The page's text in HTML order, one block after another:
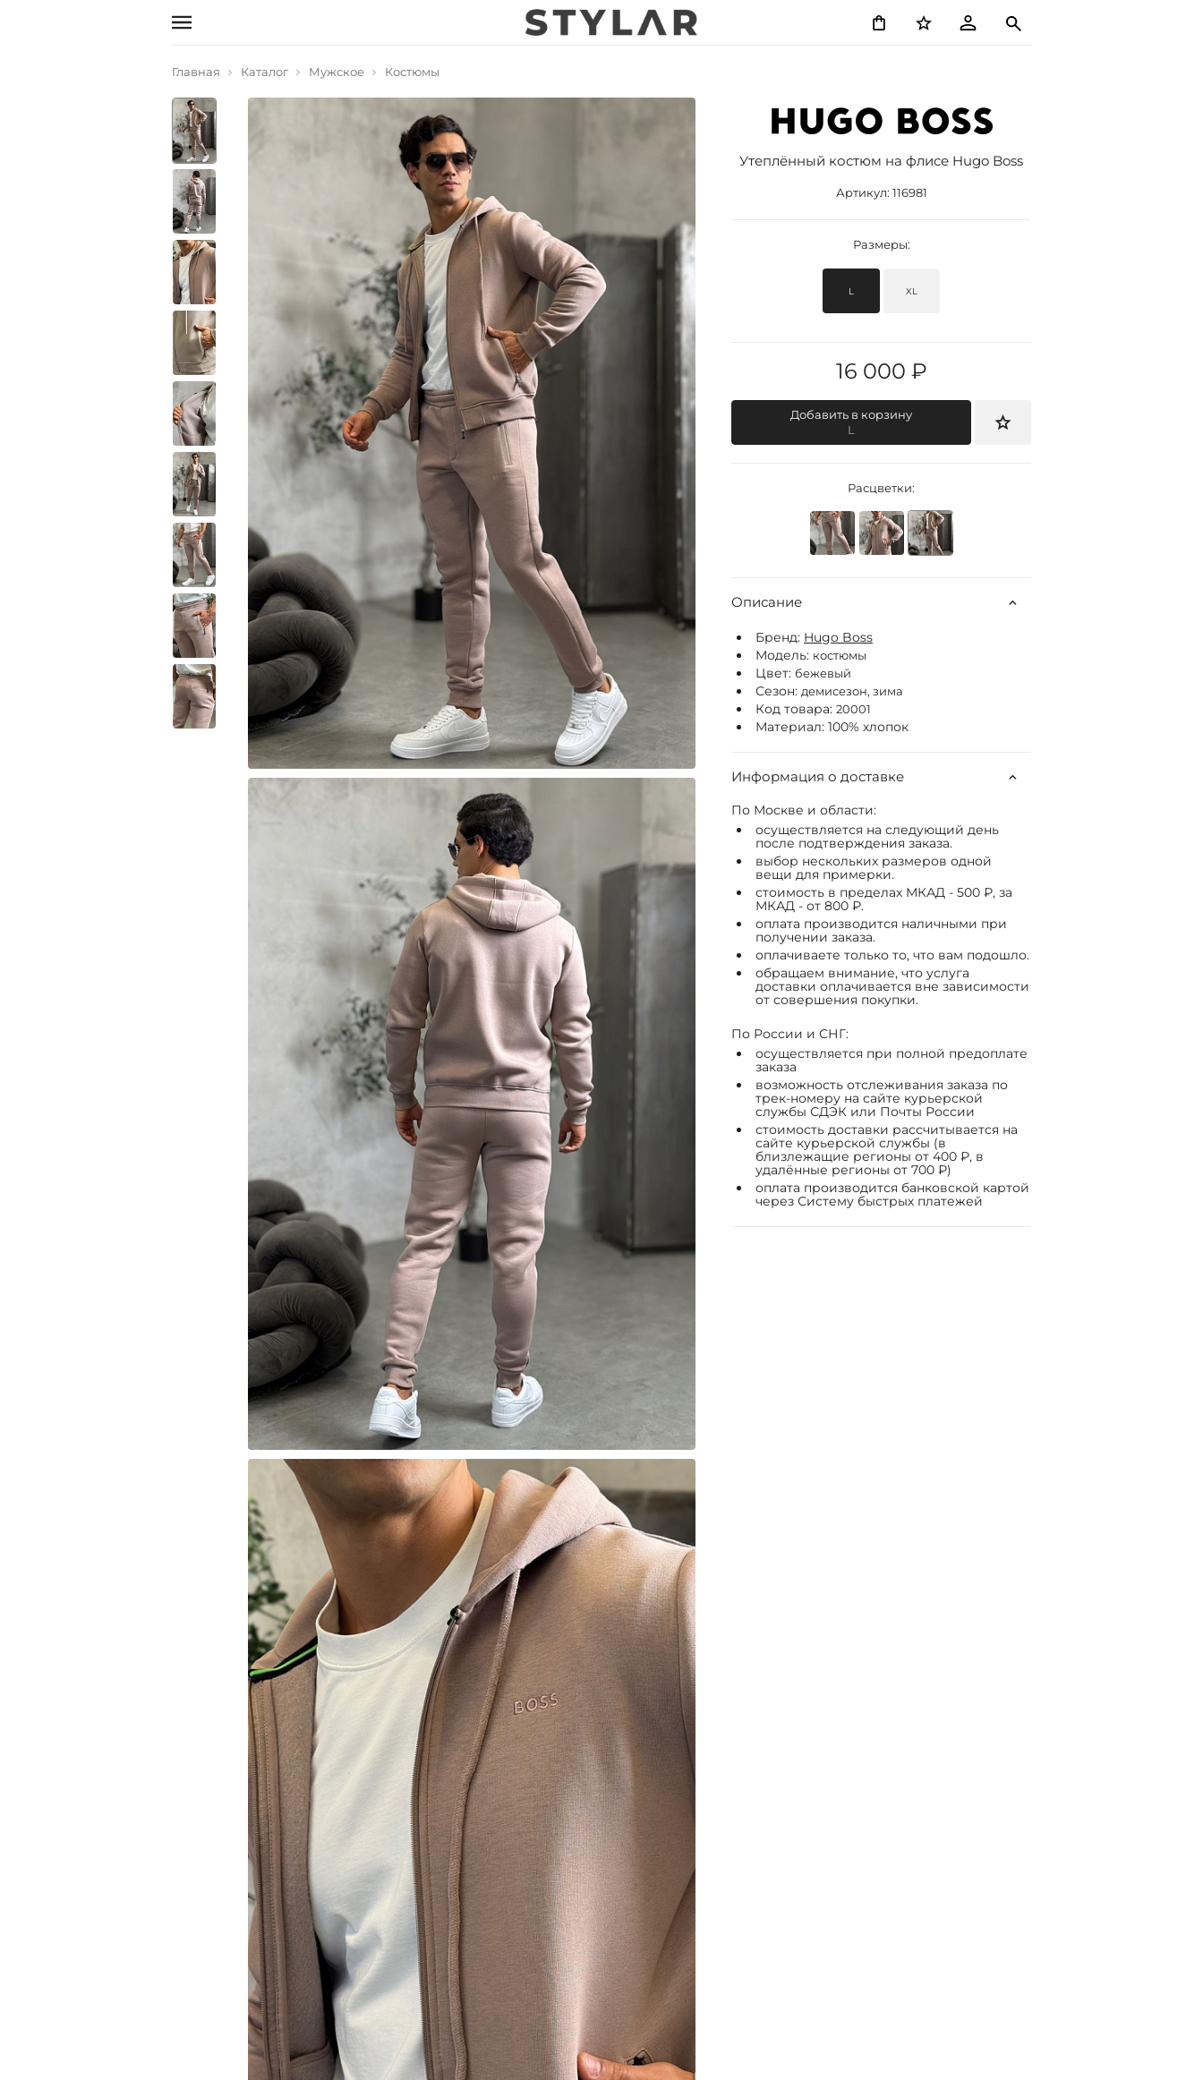
Главная Каталог Мужское Костюмы
Утеплённый костюм на флисе Hugo Boss
Артикул: 116981
Размеры:
L XL
16 000 ₽
Добавить в корзину
L
Расцветки:
Описание
Бренд: Hugo Boss
Модель: костюмы
Цвет: бежевый
Сезон: демисезон, зима
Код товара: 20001
Материал: 100% хлопок
Информация о доставке
По Москве и области:
осуществляется на следующий день
после подтверждения заказа.
выбор нескольких размеров одной
вещи для примерки.
стоимость в пределах МКАД - 500 ₽, за
МКАД - от 800 ₽.
оплата производится наличными при
получении заказа.
оплачиваете только то, что вам подошло.
обращаем внимание, что услуга
доставки оплачивается вне зависимости
от совершения покупки.
По России и СНГ:
осуществляется при полной предоплате
заказа
возможность отслеживания заказа по
трек-номеру на сайте курьерской
службы СДЭК или Почты России
стоимость доставки рассчитывается на
сайте курьерской службы (в
близлежащие регионы от 400 ₽, в
удалённые регионы от 700 ₽)
оплата производится банковской картой
через Систему быстрых платежей